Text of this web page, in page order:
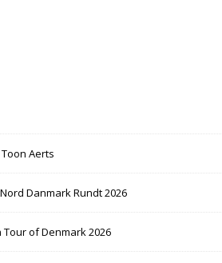
Aerts
Danmark Rundt 2026
of Denmark 2026